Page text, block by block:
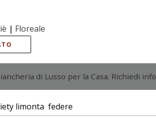
| Floreale
di Lusso per la Casa. Richiedi
limonta federe